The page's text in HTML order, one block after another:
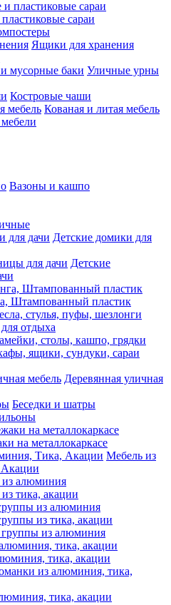
сараи
Ящики для хранения
Уличные урны
Костровые чаши
Кованая и литая мебель
Вазоны и кашпо
Детские домики для
Детские
Штампованный пластик
стулья, пуфы, шезлонги
отдыха
столы, кашпо, грядки
ящики, сундуки, сараи
Деревянная уличная
Беседки и шатры
на металлокаркасе
Мебель из
алюминия
тика, акации
из алюминия
из тика, акации
из алюминия
тика, акации
тика, акации
из алюминия, тика,
тика, акации